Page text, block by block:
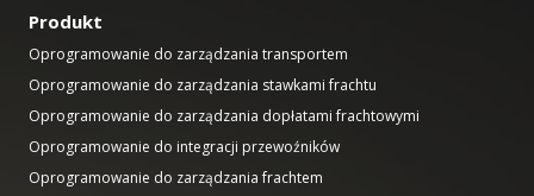
Produkt
Oprogramowanie do zarządzania transportem
Oprogramowanie do zarządzania stawkami frachtu
Oprogramowanie do zarządzania dopłatami frachtowymi
Oprogramowanie do integracji przewoźników
Oprogramowanie do zarządzania frachtem